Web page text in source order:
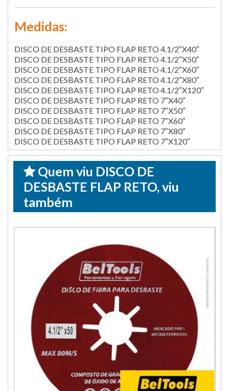
Medidas:
DISCO DE DESBASTE TIPO FLAP RETO 4.1/2″X40″
DISCO DE DESBASTE TIPO FLAP RETO 4.1/2″X50″
DISCO DE DESBASTE TIPO FLAP RETO 4.1/2″X60″
DISCO DE DESBASTE TIPO FLAP RETO 4.1/2″X80″
DISCO DE DESBASTE TIPO FLAP RETO 4.1/2″X120″
DISCO DE DESBASTE TIPO FLAP RETO 7″X40″
DISCO DE DESBASTE TIPO FLAP RETO 7″X50″
DISCO DE DESBASTE TIPO FLAP RETO 7″X60″
DISCO DE DESBASTE TIPO FLAP RETO 7″X80″
DISCO DE DESBASTE TIPO FLAP RETO 7″X120″
Quem viu DISCO DE
DESBASTE FLAP RETO, viu
também